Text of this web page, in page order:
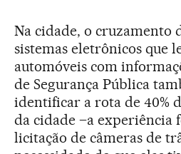
Na cidade, o cruzamento
sistemas eletrônicos que
automóveis com
de Segurança Pública
identificar a rota de 40%
da cidade –a experiência
licitação de câmeras de